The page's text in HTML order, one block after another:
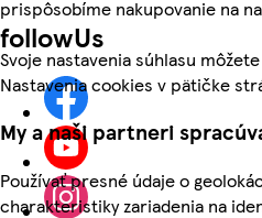
prispôsobíme nakupovanie na
Svoje nastavenia súhlasu
Nastavenia cookies v pätičke
My a naši partneri
Používať presné údaje o
charakteristiky zariadenia na
followUs